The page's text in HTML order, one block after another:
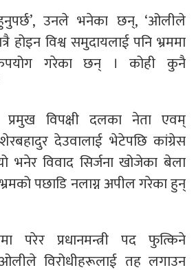
उनले भनेका छन्, ‘ओलीले
होइन विश्व समुदायलाई पनि भ्रममा
गरेका छन् । कोही कुनै
प्रमुख विपक्षी दलका नेता एवम्
देउवालाई भेटेपछि कांग्रेस
भनेर विवाद सिर्जना खोजेका बेला
पछाडि नलाग्न अपील गरेका हुन्
परेर प्रधानमन्त्री पद फुत्किने
विरोधीहरूलाई तह लगाउन